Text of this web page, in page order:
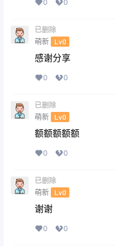
0 0
已删除
萌新 Lv0
感谢分享
0 0
已删除
萌新 Lv0
额额额额额
0 0
已删除
萌新 Lv0
谢谢
0 0